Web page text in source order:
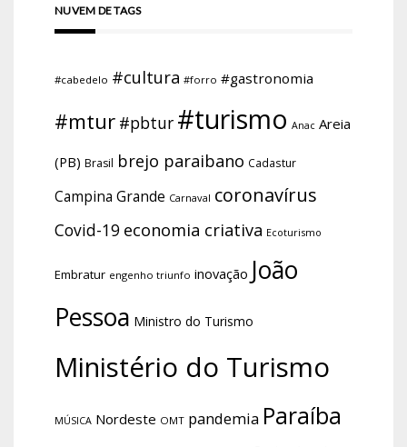
NUVEM DE TAGS
#cabedelo #cultura #forro #gastronomia
#mtur #pbtur #turismo Anac Areia
(PB) Brasil brejo paraibano Cadastur
Campina Grande Carnaval coronavírus
Covid-19 economia criativa Ecoturismo
Embratur engenho triunfo inovação João
Pessoa Ministro do Turismo
Ministério do Turismo
MÚSICA Nordeste OMT pandemia Paraíba